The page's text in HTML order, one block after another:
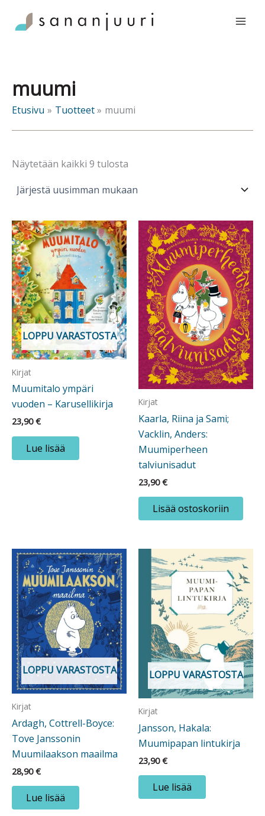
sisältöön
muumi
Etusivu Tuotteet muumi
Näytetään kaikki 9 tulosta
LOPPU VARASTOSTA
Kirjat
Muumitalo ympäri
vuoden – Karusellikirja
23,90€
Lue lisää
Kirjat
Kaarla, Riina ja Sami;
Vacklin, Anders:
Muumiperheen
talviunisadut
23,90€
Lisää ostoskoriin
LOPPU VARASTOSTA
Kirjat
Ardagh, Cottrell-Boyce:
Tove Janssonin
Muumilaakson maailma
28,90€
Lue lisää
LOPPU VARASTOSTA
Kirjat
Jansson, Hakala:
Muumipapan lintukirja
23,90€
Lue lisää